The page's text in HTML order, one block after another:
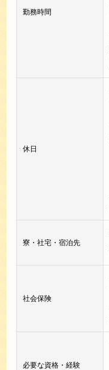
勤務時間
休日
寮・社宅・宿泊先
社会保険
必要な資格・経験